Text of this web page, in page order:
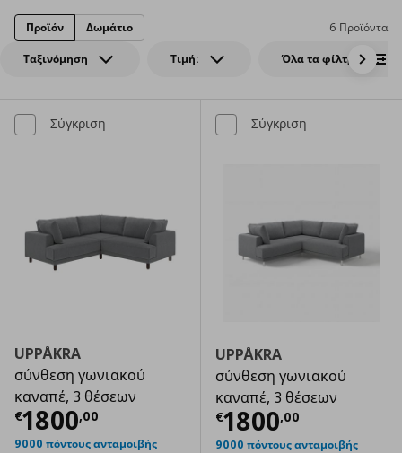
Ταξινόμηση Τιμή: Όλα τα φίλτρα
6 Προϊόντα
Προϊόν Δωμάτιο
Σύγκριση
UPPÅKRA
σύνθεση γωνιακού
καναπέ, 3 θέσεων
€1800,00
Τρέχουσα τιμή € 1800,00
9000 πόντους ανταμοιβής
Σύγκριση
UPPÅKRA
σύνθεση γωνιακού
καναπέ, 3 θέσεων
€1800,00
Τρέχουσα
9000 πόντους ανταμοιβής